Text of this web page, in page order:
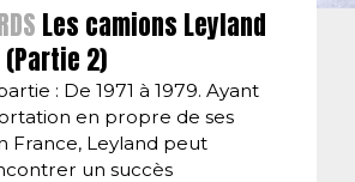
Les camions Leyland
(Partie 2)
: De 1971 à 1979. Ayant
en propre de ses
France, Leyland peut
un succès